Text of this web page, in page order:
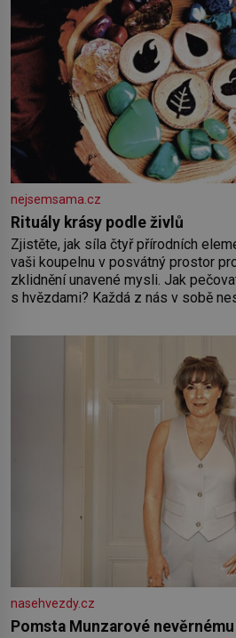
nejsemsama.cz
Rituály krásy podle živlů
Zjistěte, jak síla čtyř přírodních
vaši koupelnu v posvátný prostor
zklidnění unavené mysli. Jak
s hvězdami? Každá z nás v sobě
pokožky. Ohnivá znamení Ženy
nasehvezdy.cz
Pomsta Munzarové